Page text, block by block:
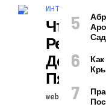
ИНТЕРЕСНОЕ И
Что Не
Делать
webexperience